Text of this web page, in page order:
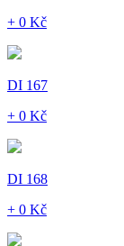
+ 0 Kč
DI 167
+ 0 Kč
DI 168
+ 0 Kč